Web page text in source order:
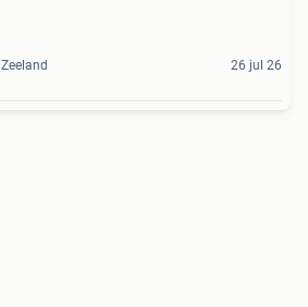
Zeeland 26 jul 26